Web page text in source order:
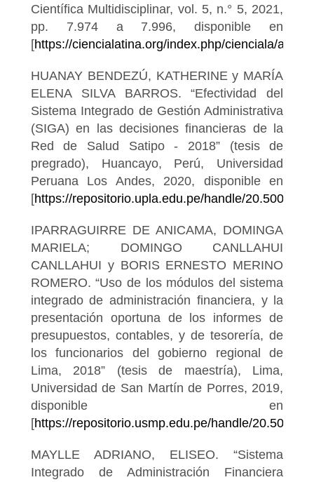
Científica Multidisciplinar, vol. 5, n.° 5, 2021,
pp. 7.974 a 7.996, disponible en
[https://ciencialatina.org/index.php/cienciala/
HUANAY BENDEZÚ, KATHERINE y MARÍA
ELENA SILVA BARROS. “Efectividad del
Sistema Integrado de Gestión Administrativa
(SIGA) en las decisiones financieras de la
Red de Salud Satipo - 2018” (tesis de
pregrado), Huancayo, Perú, Universidad
Peruana Los Andes, 2020, disponible en
[https://repositorio.upla.edu.pe/handle/
IPARRAGUIRRE DE ANICAMA, DOMINGA
MARIELA; DOMINGO CANLLAHUI
CANLLAHUI y BORIS ERNESTO MERINO
ROMERO. “Uso de los módulos del sistema
integrado de administración financiera, y la
presentación oportuna de los informes de
presupuestos, contables, y de tesorería, de
los funcionarios del gobierno regional de
Lima, 2018” (tesis de maestría), Lima,
Universidad de San Martín de Porres, 2019,
disponible en
[https://repositorio.usmp.edu.pe/handle/
MAYLLE ADRIANO, ELISEO. “Sistema
Integrado de Administración Financiera